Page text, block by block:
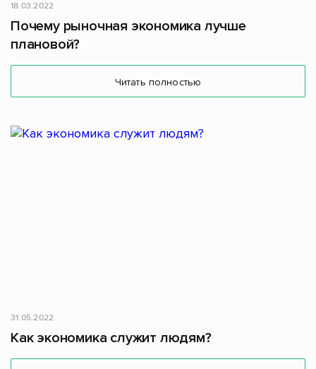
18.03.2022
Почему рыночная экономика лучше
плановой?
Читать полностью
31.05.2022
Как экономика служит людям?